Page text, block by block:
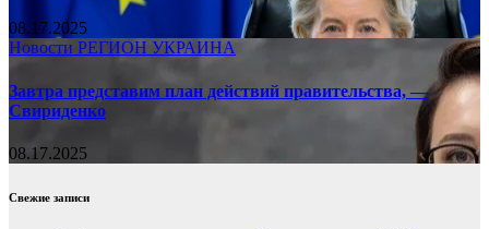
08.17.2025
Новости РЕГИОН УКРАИНА
Завтра представим план действий правительства, —
Свириденко
08.17.2025
Свежие записи